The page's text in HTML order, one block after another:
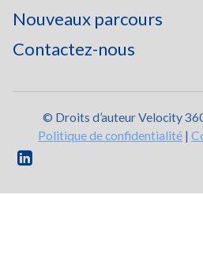
Nouveaux parcours
Contactez-nous
© Droits d’auteur Velocity
Politique de confidentialité |